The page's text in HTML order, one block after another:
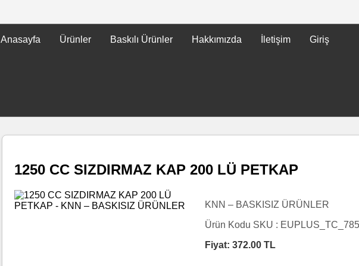
Anasayfa Ürünler Baskılı Ürünler Hakkımızda İletişim Giriş
1250 CC SIZDIRMAZ KAP 200 LÜ PETKAP
KNN – BASKISIZ ÜRÜNLER
Ürün Kodu SKU : EUPLUS_TC_785
Fiyat: 372.00 TL